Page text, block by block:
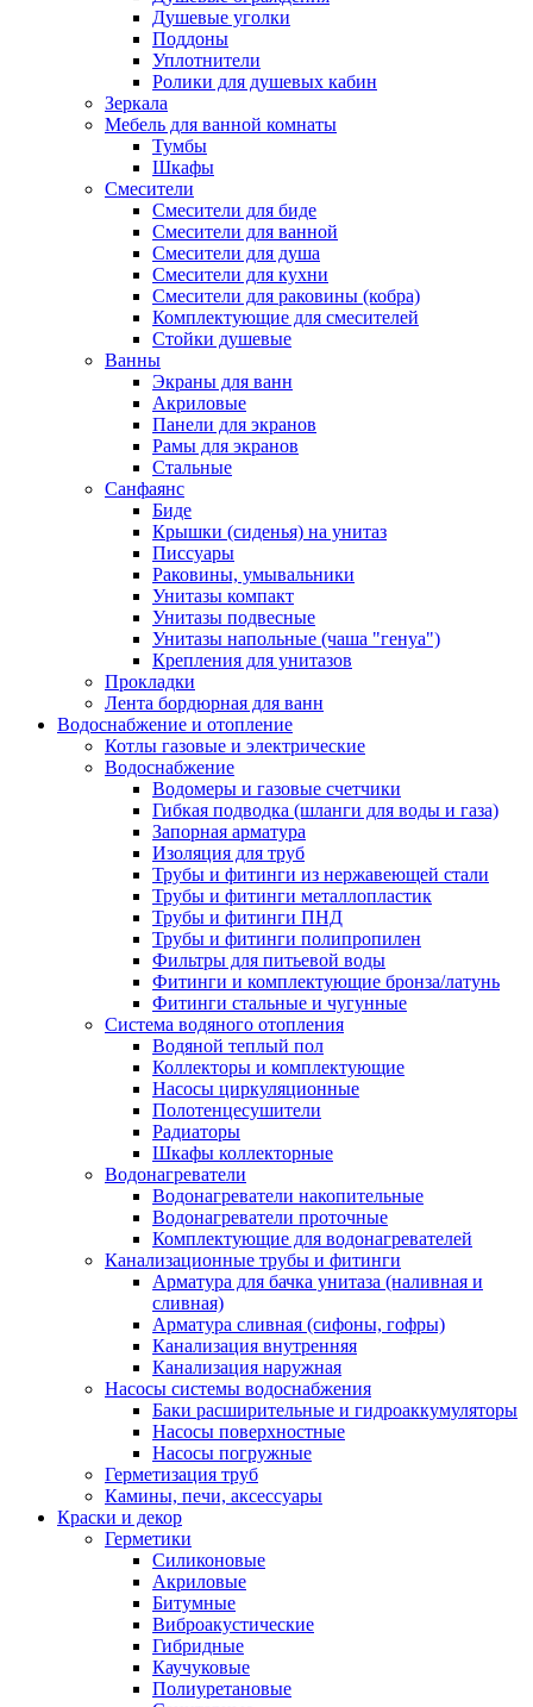
Душевые уголки
Поддоны
Уплотнители
Ролики для душевых кабин
Зеркала
Мебель для ванной комнаты
Тумбы
Шкафы
Смесители
Смесители для биде
Смесители для ванной
Смесители для душа
Смесители для кухни
Смесители для раковины (кобра)
Комплектующие для смесителей
Стойки душевые
Ванны
Экраны для ванн
Акриловые
Панели для экранов
Рамы для экранов
Стальные
Санфаянс
Биде
Крышки (сиденья) на унитаз
Писсуары
Раковины, умывальники
Унитазы компакт
Унитазы подвесные
Унитазы напольные (чаша "генуа")
Крепления для унитазов
Прокладки
Лента бордюрная для ванн
Водоснабжение и отопление
Котлы газовые и электрические
Водоснабжение
Водомеры и газовые счетчики
Гибкая подводка (шланги для воды и газа)
Запорная арматура
Изоляция для труб
Трубы и фитинги из нержавеющей стали
Трубы и фитинги металлопластик
Трубы и фитинги ПНД
Трубы и фитинги полипропилен
Фильтры для питьевой воды
Фитинги и комплектующие бронза/латунь
Фитинги стальные и чугунные
Система водяного отопления
Водяной теплый пол
Коллекторы и комплектующие
Насосы циркуляционные
Полотенцесушители
Радиаторы
Шкафы коллекторные
Водонагреватели
Водонагреватели накопительные
Водонагреватели проточные
Комплектующие для водонагревателей
Канализационные трубы и фитинги
Арматура для бачка унитаза (наливная и
сливная)
Арматура сливная (сифоны, гофры)
Канализация внутренняя
Канализация наружная
Насосы системы водоснабжения
Баки расширительные и гидроаккумуляторы
Насосы поверхностные
Насосы погружные
Герметизация труб
Камины, печи, аксессуары
Краски и декор
Герметики
Силиконовые
Акриловые
Битумные
Виброакустические
Гибридные
Каучуковые
Полиуретановые